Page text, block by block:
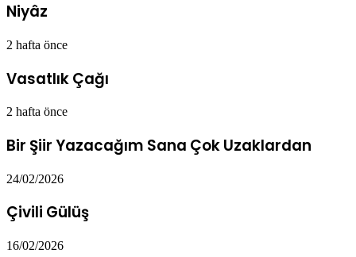
Niyâz
2 hafta önce
Vasatlık Çağı
2 hafta önce
Bir Şiir Yazacağım Sana Çok Uzaklardan
24/02/2026
Çivili Gülüş
16/02/2026